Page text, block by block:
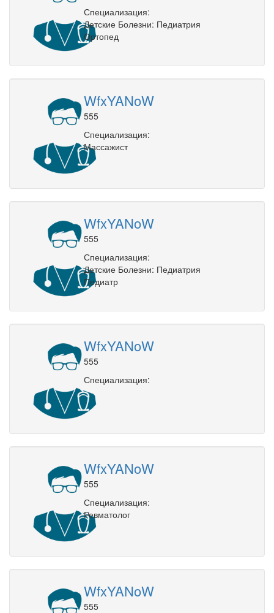
Специализация:
Детские Болезни: Педиатрия
Ортопед
WfxYANoW
555
Специализация:
Массажист
WfxYANoW
555
Специализация:
Детские Болезни: Педиатрия
Педиатр
WfxYANoW
555
Специализация:
WfxYANoW
555
Специализация:
Ревматолог
WfxYANoW
555